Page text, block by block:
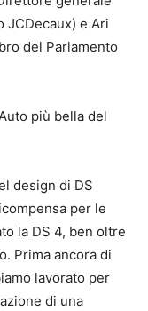
JCDecaux) e Ari
del Parlamento
più bella del
design di DS
per le
la DS 4, ben oltre
Prima ancora di
lavorato per
di una